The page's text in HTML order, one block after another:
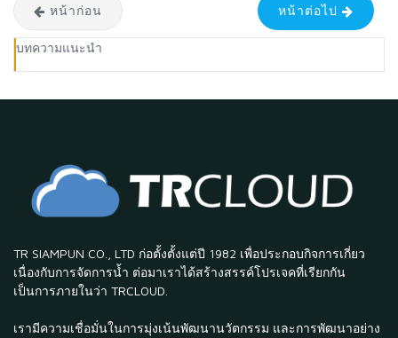
หน้าก่อน หน้าต่อไป
บทความแนะนำ
TR SIAMPUN CO., LTD ก่อตั้งตั้งแต่ปี 1982 เพื่อประกอบกิจการเกี่ยว
เนื่องกับการจัดการน้ำ ต่อมาเราได้สร้างสรรค์โปรเจคที่เรียกกัน
เป็นการภายในว่า TRCLOUD.
เรามีความเชื่อมั่นในการมุ่งเน้นพัฒนานวัตกรรม และการพัฒนาอย่าง